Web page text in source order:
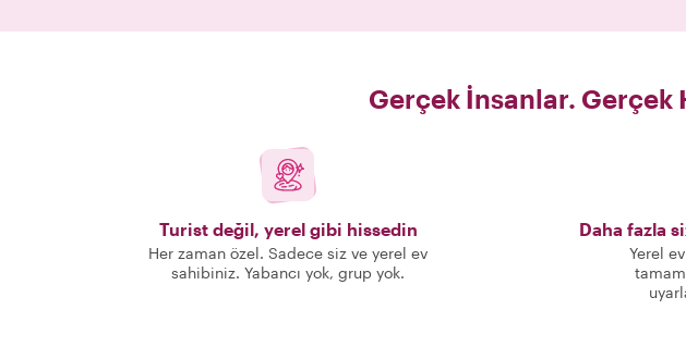
Gerçek İnsanlar. Gerçek
Turist değil, yerel gibi hissedin
Her zaman özel. Sadece siz ve yerel ev
sahibiniz. Yabancı yok, grup yok.
Daha fazla
Yerel